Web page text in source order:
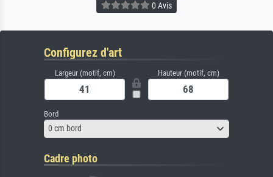
0 Avis
Configurez d'art
Largeur (motif, cm) Hauteur (motif, cm)
Bord
0 cm bord
Cadre photo